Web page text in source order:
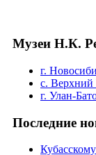
Музеи Н.К.
г.
с.
г. Улан-
Последние